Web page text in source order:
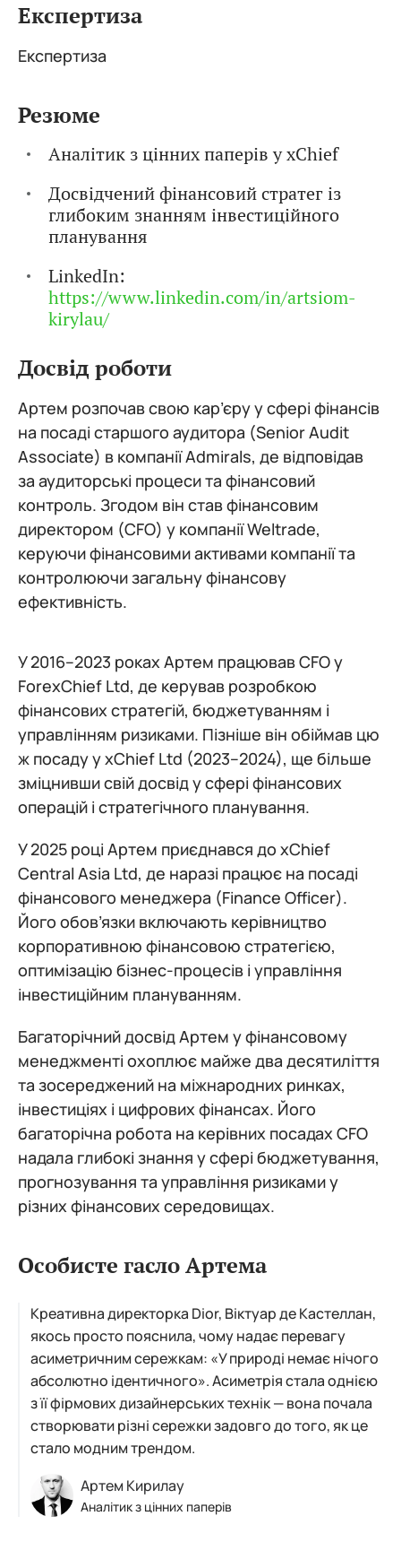
Експертиза
Експертиза
Резюме
Аналітик з цінних паперів у xChief
Досвідчений фінансовий стратег із
глибоким знанням інвестиційного
планування
LinkedIn:
https://www.linkedin.com/in/artsiom-
kirylau/
Досвід роботи
Артем розпочав свою кар’єру у сфері фінансів
на посаді старшого аудитора (Senior Audit
Associate) в компанії Admirals, де відповідав
за аудиторські процеси та фінансовий
контроль. Згодом він став фінансовим
директором (CFO) у компанії Weltrade,
керуючи фінансовими активами компанії та
контролюючи загальну фінансову
ефективність.
У 2016–2023 роках Артем працював CFO у
ForexChief Ltd, де керував розробкою
фінансових стратегій, бюджетуванням і
управлінням ризиками. Пізніше він обіймав цю
ж посаду у xChief Ltd (2023–2024), ще більше
зміцнивши свій досвід у сфері фінансових
операцій і стратегічного планування.
У 2025 році Артем приєднався до xChief
Central Asia Ltd, де наразі працює на посаді
фінансового менеджера (Finance Officer).
Його обов’язки включають керівництво
корпоративною фінансовою стратегією,
оптимізацію бізнес-процесів і управління
інвестиційним плануванням.
Багаторічний досвід Артем у фінансовому
менеджменті охоплює майже два десятиліття
та зосереджений на міжнародних ринках,
інвестиціях і цифрових фінансах. Його
багаторічна робота на керівних посадах CFO
надала глибокі знання у сфері бюджетування,
прогнозування та управління ризиками у
різних фінансових середовищах.
Особисте гасло Артема
Креативна директорка Dior, Віктуар де Кастеллан,
якось просто пояснила, чому надає перевагу
асиметричним сережкам: «У природі немає нічого
абсолютно ідентичного». Асиметрія стала однією
з її фірмових дизайнерських технік — вона почала
створювати різні сережки задовго до того, як це
стало модним трендом.
Артем Кирилау
Аналітик з цінних паперів